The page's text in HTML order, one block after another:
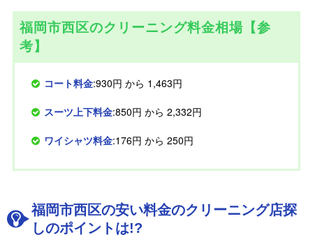
福岡市西区のクリーニング料金相場【参
考】
コート料金:930円 から 1,463円
スーツ上下料金:850円 から 2,332円
ワイシャツ料金:176円 から 250円
福岡市西区の安い料金のクリーニング店探
しのポイントは!?